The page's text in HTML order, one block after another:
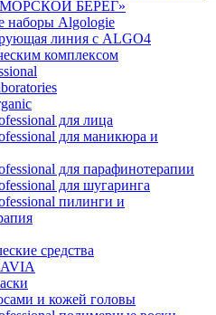
МОРСКОЙ БЕРЕГ»
наборы Algologie
линия с ALGO4
комплексом
для лица
для маникюра и
для парафинотерапии
для шугаринга
пилинги и
средства
и кожей головы